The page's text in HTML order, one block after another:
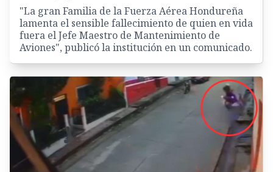
"La gran Familia de la Fuerza Aérea Hondureña
lamenta el sensible fallecimiento de quien en vida
fuera el Jefe Maestro de Mantenimiento de
Aviones", publicó la institución en un comunicado.